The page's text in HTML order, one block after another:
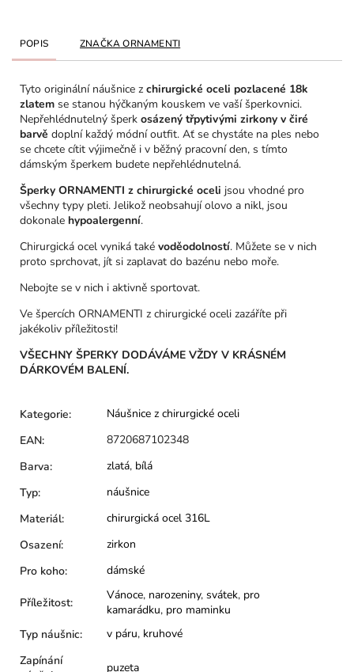
POPIS ZNAČKAORNAMENTI
Tyto originální náušnice z chirurgické oceli pozlacené 18k
zlatem se stanou hýčkaným kouskem ve vaší šperkovnici.
Nepřehlédnutelný šperk osázený třpytivými zirkony v čiré
barvě doplní každý módní outfit. Ať se chystáte na ples nebo
se chcete cítit výjimečně i v běžný pracovní den, s tímto
dámským šperkem budete nepřehlédnutelná.
Šperky ORNAMENTI z chirurgické oceli jsou vhodné pro
všechny typy pleti. Jelikož neobsahují olovo a nikl, jsou
dokonale hypoalergenní.
Chirurgická ocel vyniká také voděodolností. Můžete se v nich
proto sprchovat, jít si zaplavat do bazénu nebo moře.
Nebojte se v nich i aktivně sportovat.
Ve špercích ORNAMENTI z chirurgické oceli zazáříte při
jakékoliv příležitosti!
VŠECHNY ŠPERKY DODÁVÁME VŽDY V KRÁSNÉM
DÁRKOVÉM BALENÍ.
Kategorie:
Náušnice z chirurgické oceli
EAN:
8720687102348
Barva: zlatá, bílá
Typ:
náušnice
Materiál:
chirurgická ocel 316L
Osazení:
zirkon
Pro koho: dámské
Příležitost:
Vánoce, narozeniny, svátek, pro
kamarádku, pro maminku
Typ náušnic: v páru, kruhové
Zapínání
puzeta